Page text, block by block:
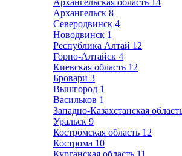
Архангельская область 14
Архангельск 8
Северодвинск 4
Новодвинск 1
Республика Алтай 12
Горно-Алтайск 4
Киевская область 12
Бровари 3
Вышгород 1
Васильков 1
Западно-Казахстанская
Уральск 9
Костромская область 12
Кострома 10
Курганская область 11